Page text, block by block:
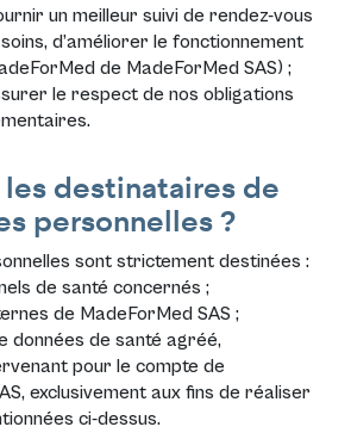
un meilleur suivi de rendez-vous
d’améliorer le fonctionnement
de MadeForMed SAS) ;
le respect de nos obligations
les destinataires de
personnelles ?
sont strictement destinées :
de santé concernés ;
de MadeForMed SAS ;
données de santé agréé,
pour le compte de
exclusivement aux fins de réaliser
ci-dessus.